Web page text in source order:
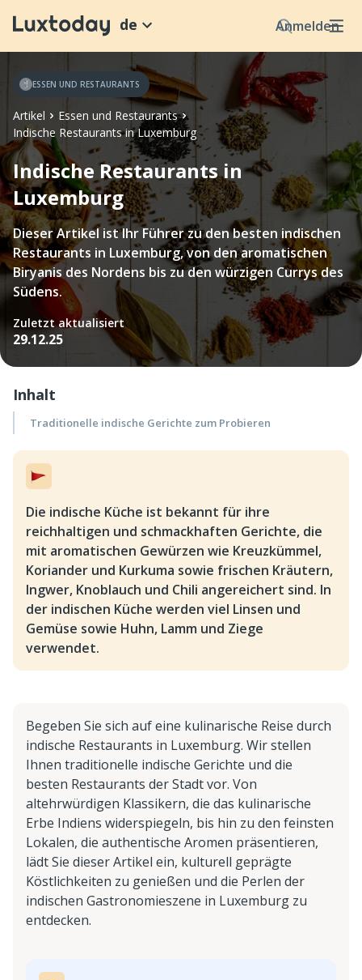
Anmelden
de
Artikel
Essen und Restaurants
Indische Restaurants in Luxemburg
ESSEN UND RESTAURANTS
Indische Restaurants in
Luxemburg
Dieser Artikel ist Ihr Führer zu den besten indischen
Restaurants in Luxemburg, von den aromatischen
Biryanis des Nordens bis zu den würzigen Currys des
Südens.
Zuletzt aktualisiert
29.12.25
Inhalt
Traditionelle indische Gerichte zum Probieren
Die indische Küche ist bekannt für ihre
reichhaltigen und schmackhaften Gerichte, die
mit aromatischen Gewürzen wie Kreuzkümmel,
Koriander und Kurkuma sowie frischen Kräutern,
Ingwer, Knoblauch und Chili angereichert sind. In
der indischen Küche werden viel Linsen und
Gemüse sowie Huhn, Lamm und Ziege
verwendet.
Begeben Sie sich auf eine kulinarische Reise durch
indische Restaurants in Luxemburg. Wir stellen
Ihnen traditionelle indische Gerichte und die
besten Restaurants der Stadt vor. Von
altehrwürdigen Klassikern, die das kulinarische
Erbe Indiens widerspiegeln, bis hin zu den feinsten
Lokalen, die authentische Aromen präsentieren,
lädt Sie dieser Artikel ein, kulturell geprägte
Köstlichkeiten zu genießen und die Perlen der
indischen Gastronomieszene in Luxemburg zu
entdecken.